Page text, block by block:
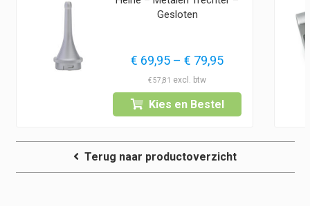
Gesloten
€ 69,95 – € 79,95Prijsklasse:
tot
€ 79,95
€57,81
Kies en Bestel
Terug naar productoverzicht